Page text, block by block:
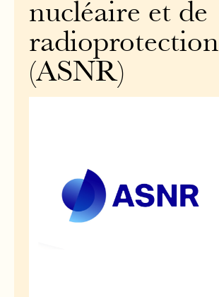
nucléaire et de
radioprotection
(ASNR)